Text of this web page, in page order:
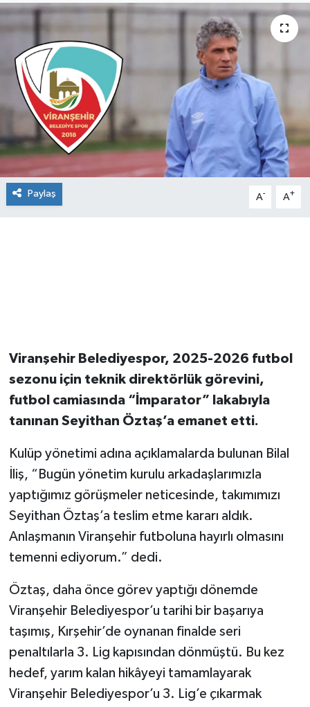
Paylaş A- A+
Viranşehir Belediyespor, 2025-2026 futbol
sezonu için teknik direktörlük görevini,
futbol camiasında “İmparator” lakabıyla
tanınan Seyithan Öztaş’a emanet etti.
Kulüp yönetimi adına açıklamalarda bulunan Bilal
İliş, “Bugün yönetim kurulu arkadaşlarımızla
yaptığımız görüşmeler neticesinde, takımımızı
Seyithan Öztaş’a teslim etme kararı aldık.
Anlaşmanın Viranşehir futboluna hayırlı olmasını
temenni ediyorum.” dedi.
Öztaş, daha önce görev yaptığı dönemde
Viranşehir Belediyespor’u tarihi bir başarıya
taşımış, Kırşehir’de oynanan finalde seri
penaltılarla 3. Lig kapısından dönmüştü. Bu kez
hedef, yarım kalan hikâyeyi tamamlayarak
Viranşehir Belediyespor’u 3. Lig’e çıkarmak